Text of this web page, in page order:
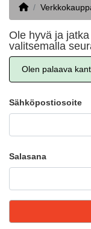
Home
Ole hyvä ja
valitsemalla
Olen palaava
Sähköpostiosoite
Salasana